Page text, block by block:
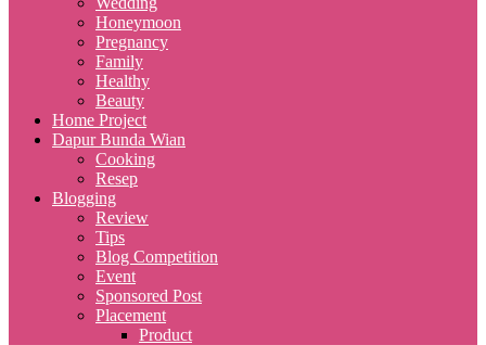
Honeymoon
Pregnancy
Family
Healthy
Beauty
Home Project
Dapur Bunda Wian
Cooking
Resep
Blogging
Review
Tips
Blog Competition
Event
Sponsored Post
Placement
Product